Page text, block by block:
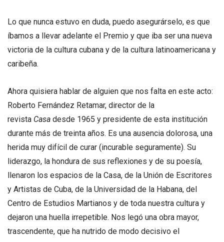
Lo que nunca estuvo en duda, puedo asegurárselo, es que
íbamos a llevar adelante el Premio y que iba ser una nueva
victoria de la cultura cubana y de la cultura latinoamericana y
caribeña.
Ahora quisiera hablar de alguien que nos falta en este acto:
Roberto Fernández Retamar, director de la
revista Casa desde 1965 y presidente de esta institución
durante más de treinta años. Es una ausencia dolorosa, una
herida muy difícil de curar (incurable seguramente). Su
liderazgo, la hondura de sus reflexiones y de su poesía,
llenaron los espacios de la Casa, de la Unión de Escritores
y Artistas de Cuba, de la Universidad de la Habana, del
Centro de Estudios Martianos y de toda nuestra cultura y
dejaron una huella irrepetible. Nos legó una obra mayor,
trascendente, que ha nutrido de modo decisivo el